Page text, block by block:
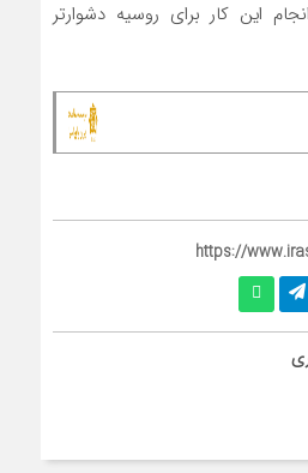
این کار برای روسیه دشوارتر
https://